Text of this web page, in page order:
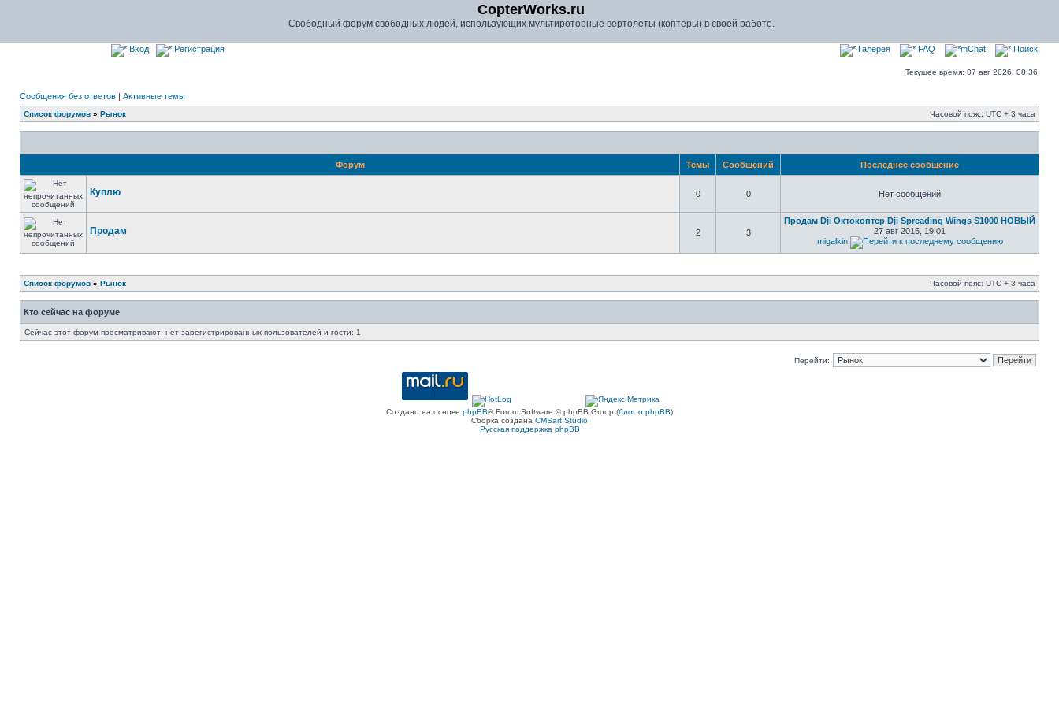
CopterWorks.ru
Свободный форум свободных людей, использующих мультироторные вертолёты (коптеры) в своей работе.
Вход Регистрация Галерея FAQ mChat Поиск
Текущее время: 07 авг 2026, 08:36
Сообщения без ответов | Активные темы
Список форумов » Рынок Часовой пояс: UTC + 3 часа
Форум Темы Сообщений Последнее сообщение
Куплю 0 0 Нет сообщений
Продам 2 3
Продам Dji Октокоптер Dji Spreading Wings S1000 НОВЫЙ
27 авг 2015, 19:01
migalkin
Список форумов » Рынок Часовой пояс: UTC + 3 часа
Кто сейчас на форуме
Сейчас этот форум просматривают: нет зарегистрированных пользователей и гости: 1
Перейти:
Создано на основе phpBB® Forum Software © phpBB Group (блог о phpBB)
Сборка создана CMSart Studio
Русская поддержка phpBB